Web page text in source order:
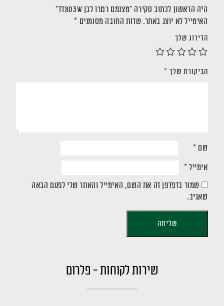
היה הראשון לכתוב סקירה “מצנמם רטרו לבן TT803W”
האימייל לא יוצג באתר. שדות החובה מסומנים *
הדירוג שלך
הביקורת שלך *
שם *
אימייל *
שמור בדפדפן זה את השם, האימייל והאתר שלי לפעם הבאה
שאגיב.
שירות לקוחות - פלרום